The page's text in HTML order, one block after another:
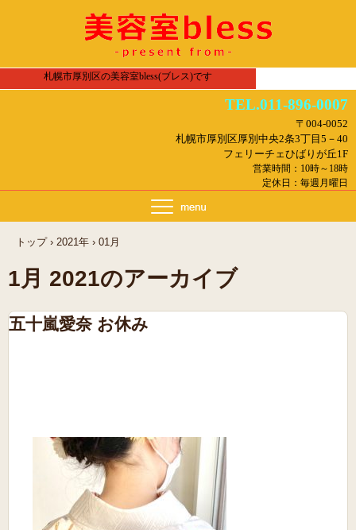
札幌市厚別区の美容室bless(ブレス)です
TEL.011-896-0007
〒004-0052
札幌市厚別区厚別中央2条3丁目5－40
フェリーチェひばりが丘1F
営業時間：10時～18時
定休日：毎週月曜日
トップ › 2021年 › 01月
1月 2021のアーカイブ
五十嵐愛奈 お休み